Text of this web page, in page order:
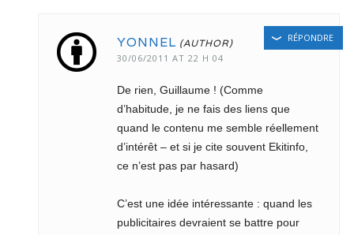
YONNEL
30/06/2011 AT 22 H 04
De rien, Guillaume ! (Comme
d’habitude, je ne fais des liens que
quand le contenu me semble réellement
d’intérêt – et si je cite souvent Ekitinfo,
ce n’est pas par hasard)
C’est une idée intéressante : quand les
publicitaires devraient se battre pour
RÉPONDRE